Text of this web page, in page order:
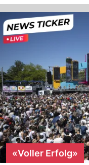
«Voller Erfolg»